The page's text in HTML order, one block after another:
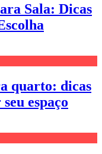
Sala: Dicas
quarto: dicas
espaço